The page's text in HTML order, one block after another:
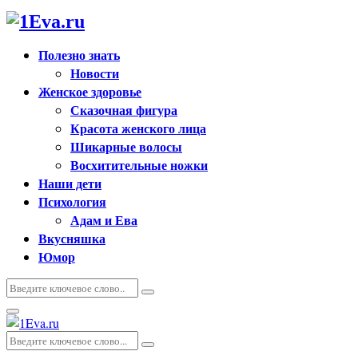
Полезно знать
Новости
Женское здоровье
Сказочная фигура
Красота женского лица
Шикарные волосы
Восхитительные ножки
Наши дети
Психология
Адам и Ева
Вкусняшка
Юмор
Искать:
Поиск
Основное
меню
Искать:
Поиск